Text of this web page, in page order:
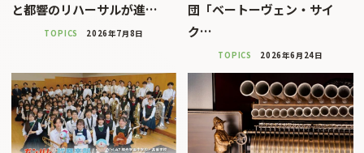
と都響のリハーサルが進…
TOPICS 2026年7月8日
団「ベートーヴェン・サイ
ク…
TOPICS 2026年6月24日